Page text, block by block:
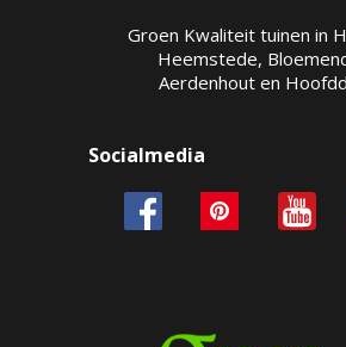
Groen Kwaliteit tuinen in
Heemstede,
Aerdenhout en
Socialmedia